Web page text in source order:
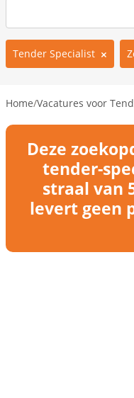
Tender Specialist
Home/Vacatures voor
Deze
tender-
straal van
levert geen